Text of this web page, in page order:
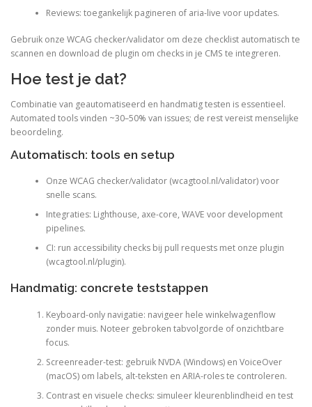
Reviews: toegankelijk pagineren of aria-live voor updates.
Gebruik onze WCAG checker/validator om deze checklist automatisch te
scannen en download de plugin om checks in je CMS te integreren.
Hoe test je dat?
Combinatie van geautomatiseerd en handmatig testen is essentieel.
Automated tools vinden ~30–50% van issues; de rest vereist menselijke
beoordeling.
Automatisch: tools en setup
Onze WCAG checker/validator (wcagtool.nl/validator) voor
snelle scans.
Integraties: Lighthouse, axe-core, WAVE voor development
pipelines.
CI: run accessibility checks bij pull requests met onze plugin
(wcagtool.nl/plugin).
Handmatig: concrete teststappen
Keyboard-only navigatie: navigeer hele winkelwagenflow
zonder muis. Noteer gebroken tabvolgorde of onzichtbare
focus.
Screenreader-test: gebruik NVDA (Windows) en VoiceOver
(macOS) om labels, alt-teksten en ARIA-roles te controleren.
Contrast en visuele checks: simuleer kleurenblindheid en test